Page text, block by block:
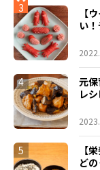
3
【
い
4
元
レ
5
【
ど